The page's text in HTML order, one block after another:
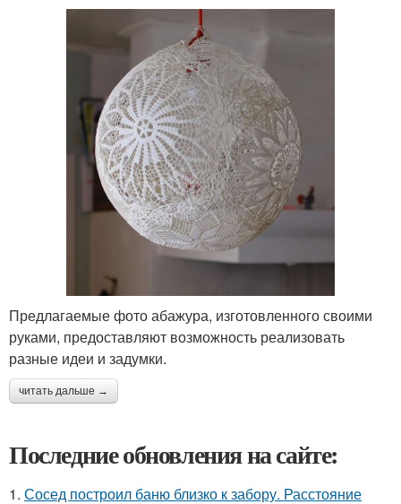
Предлагаемые фото абажура, изготовленного своими
руками, предоставляют возможность реализовать
разные идеи и задумки.
читать дальше →
Последние обновления на сайте:
1. Сосед построил баню близко к забору. Расстояние